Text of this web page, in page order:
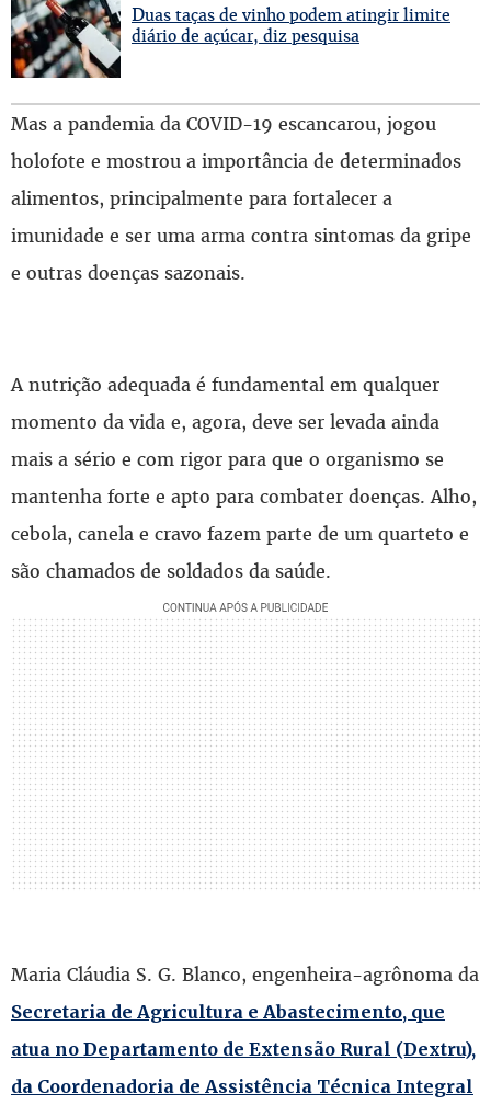
Duas taças de vinho podem atingir limite
diário de açúcar, diz pesquisa
Mas a pandemia da COVID-19 escancarou, jogou
holofote e mostrou a importância de determinados
alimentos, principalmente para fortalecer a
imunidade e ser uma arma contra sintomas da gripe
e outras doenças sazonais.
A nutrição adequada é fundamental em qualquer
momento da vida e, agora, deve ser levada ainda
mais a sério e com rigor para que o organismo se
mantenha forte e apto para combater doenças. Alho,
cebola, canela e cravo fazem parte de um quarteto e
são chamados de soldados da saúde.
Maria Cláudia S. G. Blanco, engenheira-agrônoma da
Secretaria de Agricultura e Abastecimento, que
atua no Departamento de Extensão Rural (Dextru),
da Coordenadoria de Assistência Técnica Integral